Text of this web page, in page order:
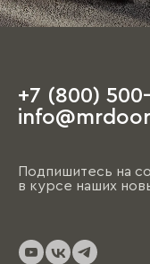
+7 (800)
Подпишитесь на
в курсе наших